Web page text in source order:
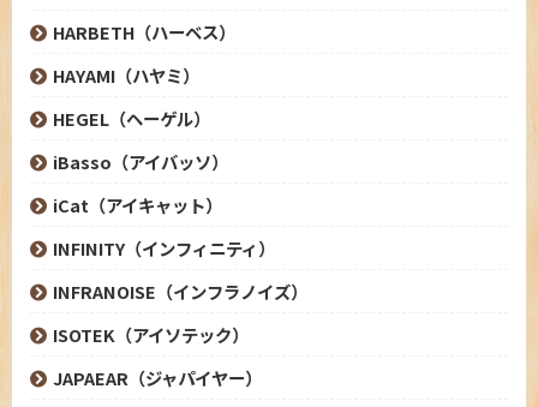
HARBETH（ハーベス）
HAYAMI（ハヤミ）
HEGEL（ヘーゲル）
iBasso（アイバッソ）
iCat（アイキャット）
INFINITY（インフィニティ）
INFRANOISE（インフラノイズ）
ISOTEK（アイソテック）
JAPAEAR（ジャパイヤー）